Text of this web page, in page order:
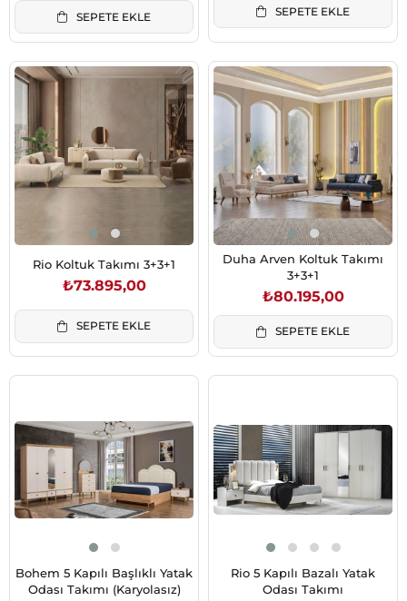
SEPETE EKLE SEPETE EKLE
Rio Koltuk Takımı 3+3+1
₺73.895,00
SEPETE EKLE
Duha Arven Koltuk Takımı
3+3+1
₺80.195,00
SEPETE EKLE
Bohem 5 Kapılı Başlıklı Yatak
Odası Takımı (Karyolasız)
Rio 5 Kapılı Bazalı Yatak
Odası Takımı